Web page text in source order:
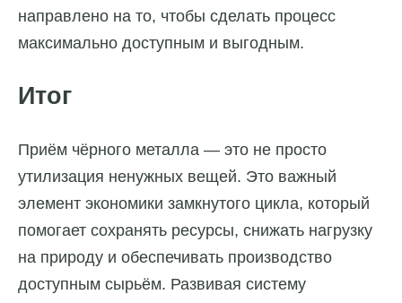
направлено на то, чтобы сделать процесс
максимально доступным и выгодным.
Итог
Приём чёрного металла — это не просто
утилизация ненужных вещей. Это важный
элемент экономики замкнутого цикла, который
помогает сохранять ресурсы, снижать нагрузку
на природу и обеспечивать производство
доступным сырьём. Развивая систему